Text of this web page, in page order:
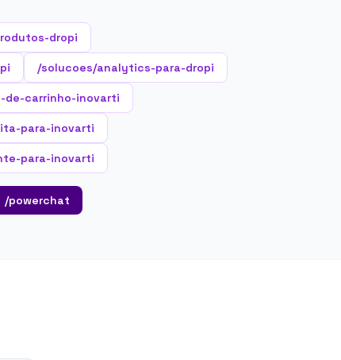
dropi
/solucoes/analytics-para-dropi
de-carrinho-inovarti
para-inovarti
para-inovarti
/powerchat